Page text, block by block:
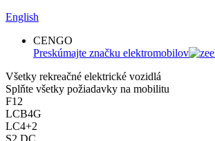
English
CENGO
Preskúmajte značku elektromobilov
Všetky rekreačné elektrické vozidlá
Splňte všetky požiadavky na mobilitu
F12
LCB4G
LC4+2
S2.DC